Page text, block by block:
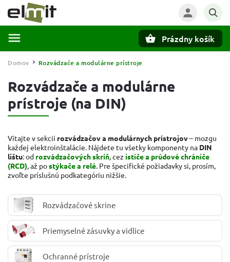
Prázdny košík
Domov / Rozvádzače a modulárne prístroje
Rozvádzače a modulárne
prístroje (na DIN)
Vitajte v sekcii rozvádzačov a modulárnych prístrojov– mozgu
každej elektroinštalácie. Nájdete tu všetky komponenty na DIN
lištu: od rozvádzačových skríň, cez ističe a prúdové chrániče
(RCD), až postýkače a relé. Pre špecifické požiadavky si, prosím,
zvoľte príslušnú podkategóriu nižšie.
Rozvádzačové skrine
Priemyselné zásuvky a vidlice
Ochranné prístroje